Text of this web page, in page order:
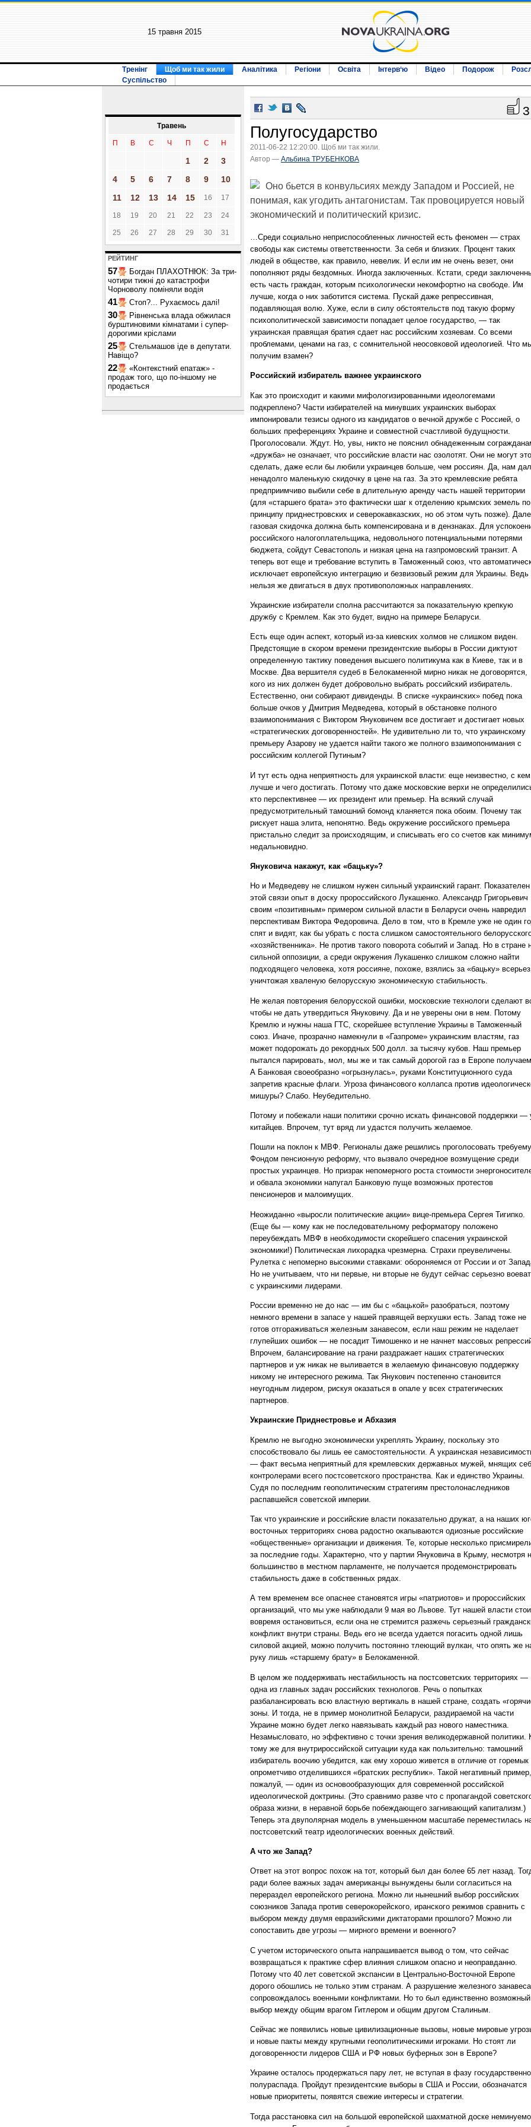
15 травня 2015
Тренінг Щоб ми так жили Аналітика Регіони Освіта Інтерв‘ю Відео Подорож
Суспільство
Травень
П В С Ч П С Н
1 2
3
4
5 6 7 8 9
10
11
12 13 14 15 16 17
18 19 20 21 22 23 24
25 26 27 28 29 30 31
РЕЙТИНГ
57
Богдан ПЛАХОТНЮК: За три-
чотири тижні до катастрофи
Чорноволу поміняли водія
41 Стоп?... Рухаємось далі!
30
Рівненська влада обжилася
бурштиновими кімнатами і супер-
дорогими кріслами
25
Стельмашов іде в депутати.
Навіщо?
22
«Контекстний епатаж» -
продаж того, що по-іншому не
продається
3
Полугосударство
2011-06-22 12:20:00. Щоб ми так жили.
Автор — Альбина ТРУБЕНКОВА
Оно бьется в конвульсиях между Западом и Россией, не
понимая, как угодить антагонистам. Так провоцируется новый
экономический и политический кризис.
…Среди социально неприспособленных личностей есть феномен — страх
свободы как системы ответственности. За себя и близких. Процент таких
людей в обществе, как правило, невелик. И если им не очень везет, они
пополняют ряды бездомных. Иногда заключенных. Кстати, среди
есть часть граждан, которым психологически некомфортно на свободе. Им
лучше, когда о них заботится система. Пускай даже репрессивная,
подавляющая волю. Хуже, если в силу обстоятельств под такую форму
психополитической зависимости попадает целое государство, — так
украинская правящая братия сдает нас российским хозяевам. Со всеми
проблемами, ценами на газ, с сомнительной неосовковой идеологией. Что
получим взамен?
Российский избиратель важнее украинского
Как это происходит и какими мифологизированными идеологемами
подкреплено? Части избирателей на минувших украинских выборах
импонировали тезисы одного из кандидатов о вечной дружбе с Россией, о
больших преференциях Украине и совместной счастливой будущности.
Проголосовали. Ждут. Но, увы, никто не пояснил обнадеженным
«дружба» не означает, что российские власти нас озолотят. Они не могут
сделать, даже если бы любили украинцев больше, чем россиян. Да, нам
ненадолго маленькую скидочку в цене на газ. За это кремлевские ребята
предприимчиво выбили себе в длительную аренду часть нашей территории
(для «старшего брата» это фактически шаг к отделению крымских земель по
принципу приднестровских и северокавказских, но об этом чуть позже).
газовая скидочка должна быть компенсирована и в дензнаках. Для
российского налогоплательщика, недовольного потенциальными потерями
бюджета, сойдут Севастополь и низкая цена на газпромовский транзит. А
теперь вот еще и требование вступить в Таможенный союз, что
исключает европейскую интеграцию и безвизовый режим для Украины. Ведь
нельзя же двигаться в двух противоположных направлениях.
Украинские избиратели сполна рассчитаются за показательную крепкую
дружбу с Кремлем. Как это будет, видно на примере Беларуси.
Есть еще один аспект, который из-за киевских холмов не слишком виден.
Предстоящие в скором времени президентские выборы в России диктуют
определенную тактику поведения высшего политикума как в Киеве, так и в
Москве. Два вершителя судеб в Белокаменной мирно никак не договорятся,
кого из них должен будет добровольно выбрать российский избиратель.
Естественно, они собирают дивиденды. В списке «украинских» побед пока
больше очков у Дмитрия Медведева, который в обстановке полного
взаимопонимания с Виктором Януковичем все достигает и достигает новых
«стратегических договоренностей». Не удивительно ли то, что украинскому
премьеру Азарову не удается найти такого же полного взаимопонимания с
российским коллегой Путиным?
И тут есть одна неприятность для украинской власти: еще неизвестно, с кем
лучше и чего достигать. Потому что даже московские верхи не
кто перспективнее — их президент или премьер. На всякий случай
предусмотрительный тамошний бомонд кланяется пока обоим. Почему так
рискует наша элита, непонятно. Ведь окружение российского премьера
пристально следит за происходящим, и списывать его со счетов как
недальновидно.
Януковича накажут, как «бацьку»?
Но и Медведеву не слишком нужен сильный украинский гарант.
этой связи опыт в доску пророссийского Лукашенко. Александр Григорьевич
своим «позитивным» примером сильной власти в Беларуси очень навредил
перспективам Виктора Федоровича. Дело в том, что в Кремле уже не один
спят и видят, как бы убрать с поста слишком самостоятельного
«хозяйственника». Не против такого поворота событий и Запад. Но в стране
сильной оппозиции, а среди окружения Лукашенко слишком сложно найти
подходящего человека, хотя россияне, похоже, взялись за «бацьку»
уничтожая хваленую белорусскую экономическую стабильность.
Не желая повторения белорусской ошибки, московские технологи сделают
чтобы не дать утвердиться Януковичу. Да и не уверены они в нем. Потому
Кремлю и нужны наша ГТС, скорейшее вступление Украины в Таможенный
союз. Иначе, прозрачно намекнули в «Газпроме» украинским властям, газ
может подорожать до рекордных 500 долл. за тысячу кубов. Наш премьер
пытался парировать, мол, мы же и так самый дорогой газ в Европе получаем.
А Банковая своеобразно «огрызнулась», руками Конституционного суда
запретив красные флаги. Угроза финансового коллапса против
мишуры? Слабо. Неубедительно.
Потому и побежали наши политики срочно искать финансовой поддержки —
китайцев. Впрочем, тут вряд ли удастся получить желаемое.
Пошли на поклон к МВФ. Регионалы даже решились проголосовать
Фондом пенсионную реформу, что вызвало очередное возмущение среди
простых украинцев. Но призрак непомерного роста стоимости
и обвала экономики напугал Банковую пуще возможных протестов
пенсионеров и малоимущих.
Неожиданно «выросли политические акции» вице-премьера Сергея Тигипко.
(Еще бы — кому как не последовательному реформатору положено
переубеждать МВФ в необходимости скорейшего спасения украинской
экономики!) Политическая лихорадка чрезмерна. Страхи преувеличены.
Рулетка с непомерно высокими ставками: обороняемся от России и от
Но не учитываем, что ни первые, ни вторые не будут сейчас серьезно
с украинскими лидерами.
России временно не до нас — им бы с «бацькой» разобраться, поэтому
немного времени в запасе у нашей правящей верхушки есть. Запад тоже не
готов отгораживаться железным занавесом, если наш режим не наделает
глупейших ошибок — не посадит Тимошенко и не начнет массовых
Впрочем, балансирование на грани раздражает наших стратегических
партнеров и уж никак не выливается в желаемую финансовую поддержку
никому не интересного режима. Так Янукович постепенно становится
неугодным лидером, рискуя оказаться в опале у всех стратегических
партнеров.
Украинские Приднестровье и Абхазия
Кремлю не выгодно экономически укреплять Украину, поскольку это
способствовало бы лишь ее самостоятельности. А украинская
— факт весьма неприятный для кремлевских державных мужей, мнящих
контролерами всего постсоветского пространства. Как и единство Украины.
Судя по последним геополитическим стратегиям престолонаследников
распавшейся советской империи.
Так что украинские и российские власти показательно дружат, а на наших
восточных территориях снова радостно окапываются одиозные российские
«общественные» организации и движения. Те, которые несколько
за последние годы. Характерно, что у партии Януковича в Крыму, несмотря
большинство в местном парламенте, не получается продемонстрировать
стабильность даже в собственных рядах.
А тем временем все опаснее становятся игры «патриотов» и пророссийских
организаций, что мы уже наблюдали 9 мая во Львове. Тут нашей власти
вовремя остановиться, если она не стремится разжечь серьезный
конфликт внутри страны. Ведь его не всегда удается погасить одной лишь
силовой акцией, можно получить постоянно тлеющий вулкан, что опять же
руку лишь «старшему брату» в Белокаменной.
В целом же поддерживать нестабильность на постсоветских территориях —
одна из главных задач российских технологов. Речь о попытках
разбалансировать всю властную вертикаль в нашей стране, создать
зоны. И тогда, не в пример монолитной Беларуси, раздираемой на части
Украине можно будет легко навязывать каждый раз нового наместника.
Незамысловато, но эффективно с точки зрения великодержавной политики.
тому же для внутрироссийской ситуации куда как пользительно: тамошний
избиратель воочию убедится, как ему хорошо живется в отличие от горемык
опрометчиво отделившихся «братских республик». Такой негативный пример,
пожалуй, — один из основообразующих для современной российской
идеологической доктрины. (Это сравнимо разве что с пропагандой
образа жизни, в неравной борьбе побеждающего загнивающий капитализм.)
Теперь эта двуполярная модель в уменьшенном масштабе переместилась
постсоветский театр идеологических военных действий.
А что же Запад?
Ответ на этот вопрос похож на тот, который был дан более 65 лет назад.
ради более важных задач американцы вынуждены были согласиться на
перераздел европейского региона. Можно ли нынешний выбор российских
союзников Запада против северокорейского, иранского режимов сравнить с
выбором между двумя евразийскими диктаторами прошлого? Можно ли
сопоставить две угрозы — мирного времени и военного?
С учетом исторического опыта напрашивается вывод о том, что сейчас
возвращаться к практике сфер влияния слишком опасно и неоправданно.
Потому что 40 лет советской экспансии в Центрально-Восточной Европе
дорого обошлись не только этим странам. А разрушение железного занавеса
сопровождалось военными конфликтами. Но то был единственно возможный
выбор между общим врагом Гитлером и общим другом Сталиным.
Сейчас же появились новые цивилизационные вызовы, новые мировые
и новые пакты между крупными геополитическими игроками. Но стоят ли
договоренности лидеров США и РФ новых буферных зон в Европе?
Украине осталось продержаться пару лет, не вступая в фазу
полураспада. Пройдут президентские выборы в США и России, обозначатся
новые приоритеты, появятся свежие интересы и стратегии.
Тогда расстановка сил на большой европейской шахматной доске неминуемо